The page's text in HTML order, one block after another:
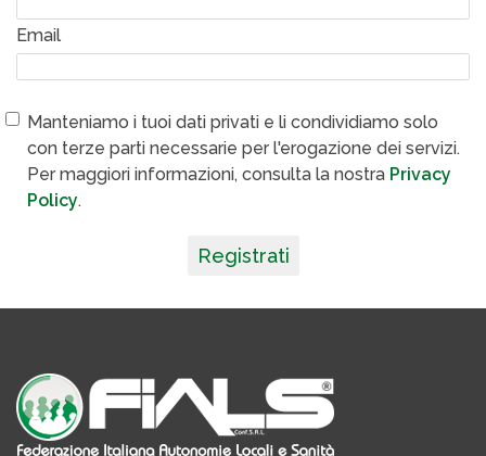
Email
Manteniamo i tuoi dati privati e li condividiamo solo
con terze parti necessarie per l'erogazione dei servizi.
Per maggiori informazioni, consulta la nostra Privacy
Policy.
Registrati